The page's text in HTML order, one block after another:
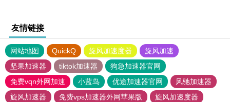
友情链接
网站地图 QuickQ 旋风加速度器
旋风加速
坚果加速器
tiktok加速器
狗急加速器官网
免费vqn外网加速
小蓝鸟 优途加速器官网
风驰加速器
旋风加速器
免费vps加速器外网苹果版
旋风加速度器